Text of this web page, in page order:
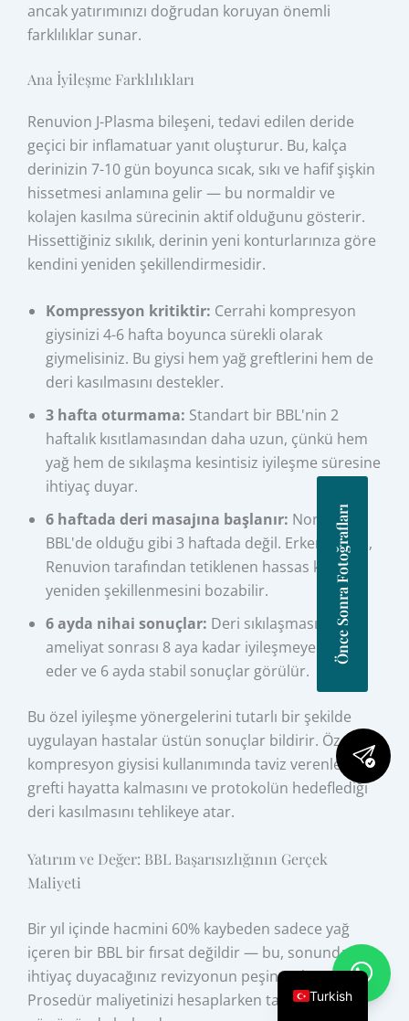
ancak yatırımınızı doğrudan koruyan önemli
farklılıklar sunar.
Ana İyileşme Farklılıkları
Renuvion J-Plasma bileşeni, tedavi edilen deride
geçici bir inflamatuar yanıt oluşturur. Bu, kalça
derinizin 7-10 gün boyunca sıcak, sıkı ve hafif şişkin
hissetmesi anlamına gelir — bu normaldir ve
kolajen kasılma sürecinin aktif olduğunu gösterir.
Hissettiğiniz sıkılık, derinin yeni konturlarınıza göre
kendini yeniden şekillendirmesidir.
Kompressyon kritiktir: Cerrahi kompresyon
giysinizi 4-6 hafta boyunca sürekli olarak
giymelisiniz. Bu giysi hem yağ greftlerini hem de
deri kasılmasını destekler.
3 hafta oturmama: Standart bir BBL'nin 2
haftalık kısıtlamasından daha uzun, çünkü hem
yağ hem de sıkılaşma kesintisiz iyileşme süresine
ihtiyaç duyar.
6 haftada deri masajına başlanır: Normal
BBL'de olduğu gibi 3 haftada değil. Erken masaj,
Renuvion tarafından tetiklenen hassas kolajen
yeniden şekillenmesini bozabilir.
6 ayda nihai sonuçlar: Deri sıkılaşması,
ameliyat sonrası 8 aya kadar iyileşmeye devam
eder ve 6 ayda stabil sonuçlar görülür.
Bu özel iyileşme yönergelerini tutarlı bir şekilde
uygulayan hastalar üstün sonuçlar bildirir. Özellikle
kompresyon giysisi kullanımında taviz verenler, yağ
grefti hayatta kalmasını ve protokolün hedeflediği
deri kasılmasını tehlikeye atar.
Yatırım ve Değer: BBL Başarısızlığının Gerçek
Maliyeti
Bir yıl içinde hacmini 60% kaybeden sadece yağ
içeren bir BBL bir fırsat değildir — bu, sonunda
ihtiyaç duyacağınız revizyonun peşinatıdır.
Prosedür maliyetinizi hesaplarken tam denklemi
Önce Sonra Fotoğrafları
Turkish